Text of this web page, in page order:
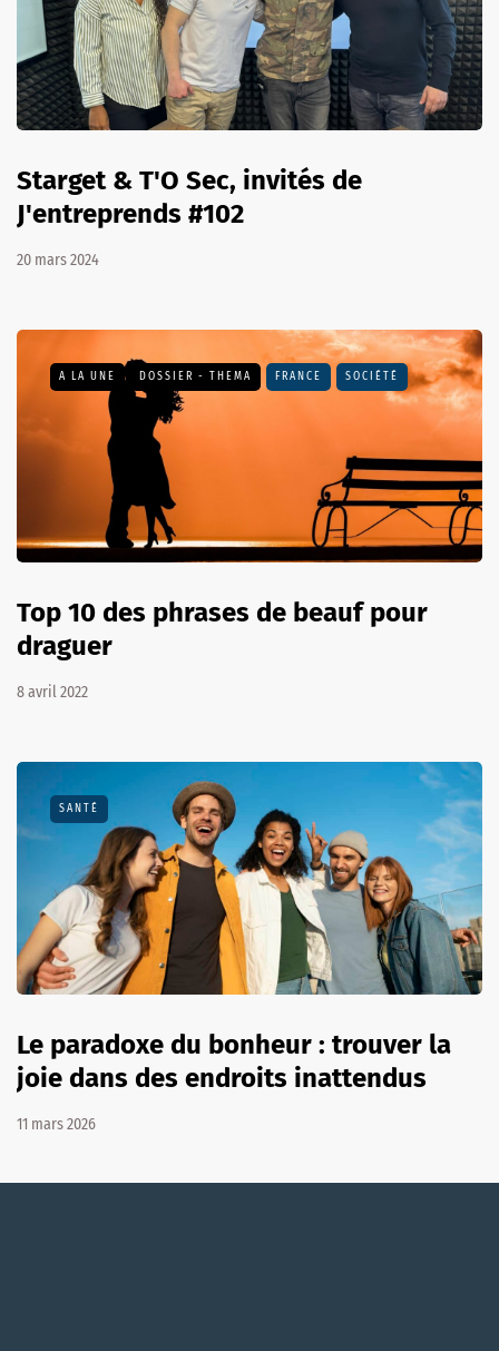
Starget & T'O Sec, invités de
J'entreprends #102
20 mars 2024
A LA UNE DOSSIER - THEMA FRANCE SOCIÉTÉ
Top 10 des phrases de beauf pour
draguer
8 avril 2022
SANTÉ
Le paradoxe du bonheur : trouver la
joie dans des endroits inattendus
11 mars 2026